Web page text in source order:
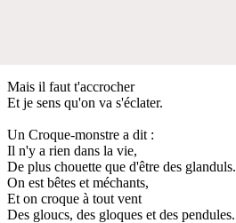
Mais il faut t'accrocher
Et je sens qu'on va s'éclater.
Un Croque-monstre a dit :
Il n'y a rien dans la vie,
De plus chouette que d'être des glanduls.
On est bêtes et méchants,
Et on croque à tout vent
Des gloucs, des gloques et des pendules.